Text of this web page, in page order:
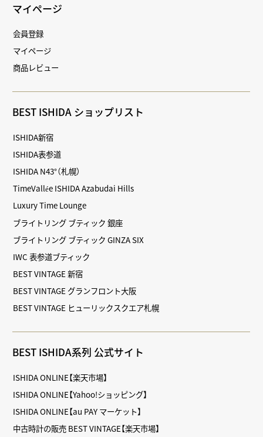
マイページ
会員登録
マイページ
商品レビュー
BEST ISHIDA ショップリスト
ISHIDA新宿
ISHIDA表参道
ISHIDA N43°（札幌）
TimeVallée ISHIDA Azabudai Hills
Luxury Time Lounge
ブライトリング ブティック 銀座
ブライトリング ブティック GINZA SIX
IWC 表参道ブティック
BEST VINTAGE 新宿
BEST VINTAGE グランフロント大阪
BEST VINTAGE ヒューリックスクエア札幌
BEST ISHIDA系列 公式サイト
ISHIDA ONLINE【楽天市場】
ISHIDA ONLINE【Yahoo!ショッピング】
ISHIDA ONLINE【au PAY マーケット】
中古時計の販売 BEST VINTAGE【楽天市場】